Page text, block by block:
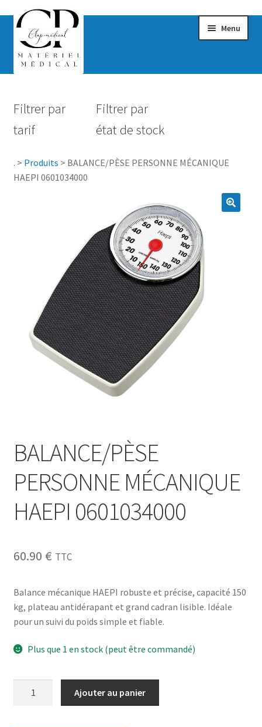
Menu
Hygiène
Accessoires Salle de bain
Vêtements & Chaussures
0.00 €
Filtrer par
tarif
Filtrer par
état de stock
. > Produits > BALANCE/PÈSE PERSONNE MÉCANIQUE
HAEPI 0601034000
BALANCE/PÈSE
PERSONNE MÉCANIQUE
HAEPI 0601034000
60.90 € TTC
Balance mécanique HAEPI robuste et précise, capacité 150
kg, plateau antidérapant et grand cadran lisible. Idéale
pour un suivi du poids simple et fiable.
Plus que 1 en stock (peut être commandé)
Ajouter au panier